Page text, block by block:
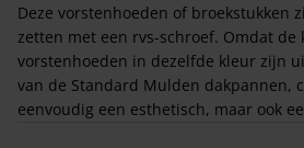
Deze vorstenhoeden of broekstukken
zetten met een rvs-schroef. Omdat de
vorstenhoeden in dezelfde kleur zijn
van de Standard Mulden dakpannen,
eenvoudig een esthetisch, maar ook